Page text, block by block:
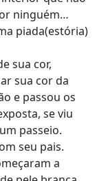
ninguém…
piada(estória)
sua cor,
sua cor da
e passou os
se viu
passeio.
seu pais.
a